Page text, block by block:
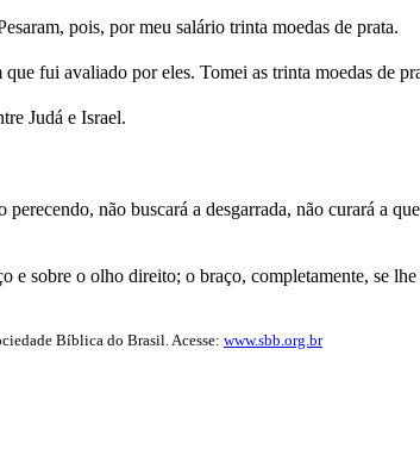
pois, por meu salário trinta moedas de prata.
fui avaliado por eles. Tomei as trinta moedas de
Judá e Israel.
não buscará a desgarrada, não curará a
sobre o olho direito; o braço, completamente, se
Bíblica do Brasil. Acesse: www.sbb.org.br